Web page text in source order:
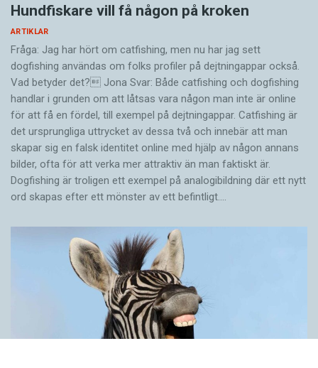
Hundfiskare vill få någon på kroken
ARTIKLAR
Fråga: Jag har hört om catfishing, men nu har jag sett
dogfishing användas om folks profiler på dejtningappar också.
Vad betyder det? Jona Svar: Både catfishing och dogfishing
handlar i grunden om att låtsas vara någon man inte är online
för att få en fördel, till exempel på dejtningappar. Catfishing är
det ursprungliga uttrycket av dessa två och innebär att man
skapar sig en falsk identitet online med hjälp av någon annans
bilder, ofta för att verka mer attraktiv än man faktiskt är.
Dogfishing är troligen ett exempel på analogibildning där ett nytt
ord skapas efter ett mönster av ett befintligt.…